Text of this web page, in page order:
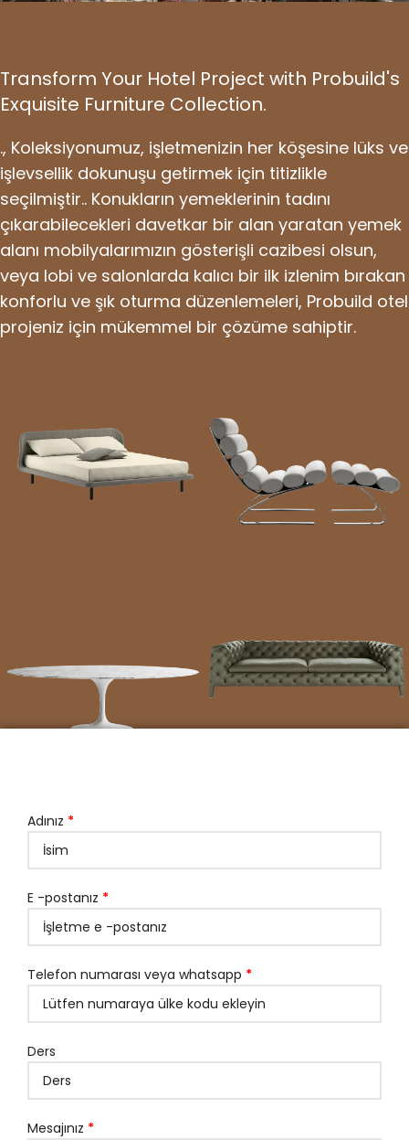
Transform Your Hotel Project with Probuild's
Exquisite Furniture Collection.
., Koleksiyonumuz, işletmenizin her köşesine lüks ve
işlevsellik dokunuşu getirmek için titizlikle
seçilmiştir.. Konukların yemeklerinin tadını
çıkarabilecekleri davetkar bir alan yaratan yemek
alanı mobilyalarımızın gösterişli cazibesi olsun,
veya lobi ve salonlarda kalıcı bir ilk izlenim bırakan
konforlu ve şık oturma düzenlemeleri, Probuild otel
projeniz için mükemmel bir çözüme sahiptir.
Adınız *
E -postanız *
Telefon numarası veya whatsapp *
Ders
Mesajınız *